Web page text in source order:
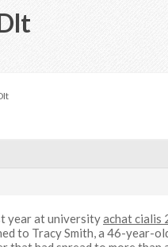
year at universityachat cialis
to Tracy Smith, a 46-year-